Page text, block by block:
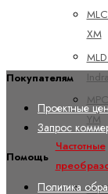
XM
YM
Частотные
Покупателям
Проектные
Запрос
Помощь
Политика